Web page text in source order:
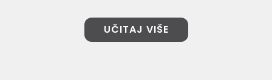
UČITAJ VIŠE